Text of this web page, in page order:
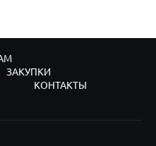
ЗАКУПКИ
КОНТАКТЫ